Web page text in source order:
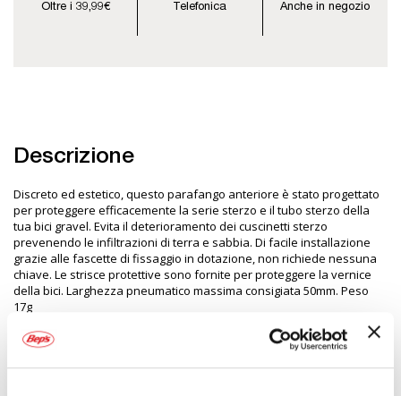
Oltre i 39,99€
Telefonica
Anche in negozio
Descrizione
Discreto ed estetico, questo parafango anteriore è stato progettato
per proteggere efficacemente la serie sterzo e il tubo sterzo della
tua bici gravel. Evita il deterioramento dei cuscinetti sterzo
prevenendo le infiltrazioni di terra e sabbia. Di facile installazione
grazie alle fascette di fissaggio in dotazione, non richiede nessuna
chiave. Le strisce protettive sono fornite per proteggere la vernice
della bici. Larghezza pneumatico massima consigiata 50mm. Peso
17g
Specifiche tecniche